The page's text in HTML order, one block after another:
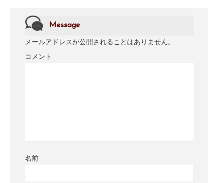
Message
メールアドレスが公開されることはありません。
コメント
名前